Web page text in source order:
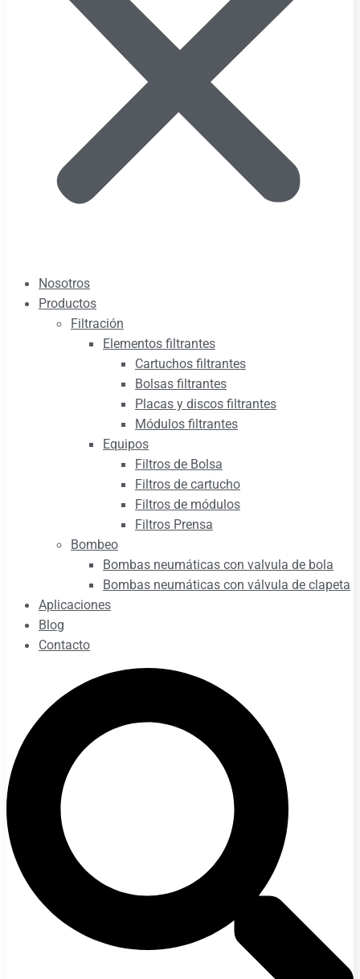
Nosotros
Productos
Filtración
Elementos filtrantes
Cartuchos filtrantes
Bolsas filtrantes
Placas y discos filtrantes
Módulos filtrantes
Equipos
Filtros de Bolsa
Filtros de cartucho
Filtros de módulos
Filtros Prensa
Bombeo
Bombas neumáticas con valvula de bola
Bombas neumáticas con válvula de clapeta
Aplicaciones
Blog
Contacto